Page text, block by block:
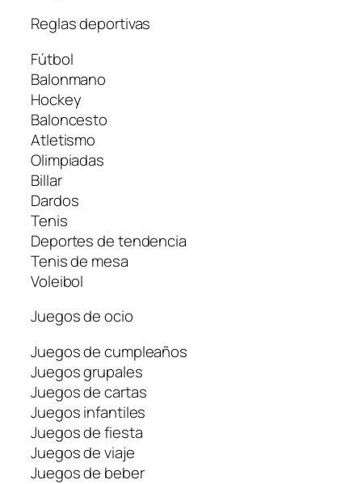
Reglas deportivas
Fútbol
Balonmano
Hockey
Baloncesto
Atletismo
Olimpiadas
Billar
Dardos
Tenis
Deportes de tendencia
Tenis de mesa
Voleibol
Juegos de ocio
Juegos de cumpleaños
Juegos grupales
Juegos de cartas
Juegos infantiles
Juegos de fiesta
Juegos de viaje
Juegos de beber